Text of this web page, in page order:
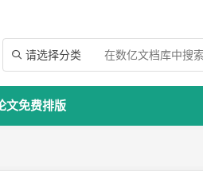
 请选择分类
文免费排版